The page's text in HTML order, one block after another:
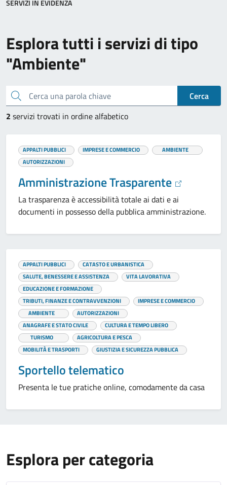
Esplora tutti i servizi di tipo
"Ambiente"
Cerca una parola chiave
Cerca
2 servizi trovati in ordine alfabetico
APPALTI PUBBLICI IMPRESE E COMMERCIO
AMBIENTE
AUTORIZZAZIONI
Amministrazione Trasparente
La trasparenza è accessibilità totale ai dati e ai
documenti in possesso della pubblica amministrazione.
APPALTI PUBBLICI
CATASTO E URBANISTICA
SALUTE, BENESSERE E ASSISTENZA
VITA LAVORATIVA
EDUCAZIONE E FORMAZIONE
TRIBUTI, FINANZE E CONTRAVVENZIONI
IMPRESE E COMMERCIO
AMBIENTE
AUTORIZZAZIONI
ANAGRAFE E STATO CIVILE
CULTURA E TEMPO LIBERO
TURISMO
AGRICOLTURA E PESCA
MOBILITÀ E TRASPORTI
GIUSTIZIA E SICUREZZA PUBBLICA
Sportello telematico
Presenta le tue pratiche online, comodamente da casa
SERVIZI IN EVIDENZA
Esplora per categoria